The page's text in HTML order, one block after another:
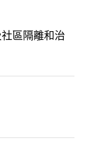
區隔離和治